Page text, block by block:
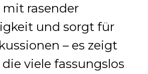
rasender
und sorgt für
– es zeigt
die viele fassungslos